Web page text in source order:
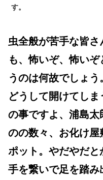
す。
虫全般が苦手な皆
も、怖いぞ、怖い
うのは何故でしょ
どうして開けてし
の事ですよ、浦島太
のの数々、お化け
ポット。やだやだと
手を繋いで足を踏み